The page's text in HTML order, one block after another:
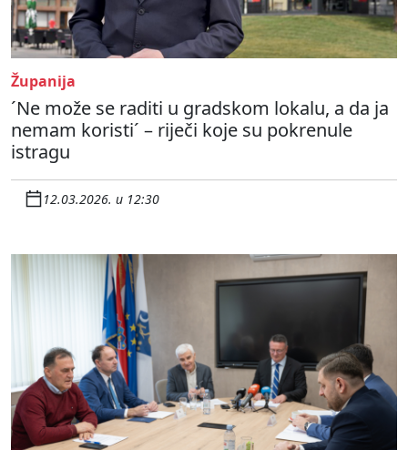
Županija
´Ne može se raditi u gradskom lokalu, a da ja
nemam koristi´ – riječi koje su pokrenule
istragu
12.03.2026. u 12:30